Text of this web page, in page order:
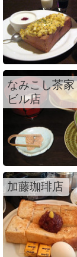
なみこし茶
ビル店
加藤珈琲店